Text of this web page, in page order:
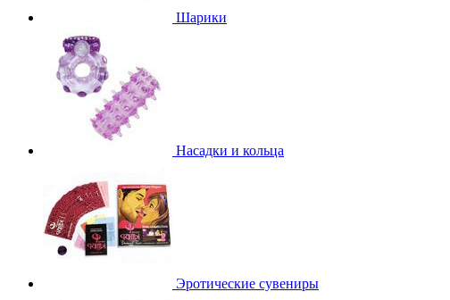
Шарики
Насадки и кольца
Эротические сувениры